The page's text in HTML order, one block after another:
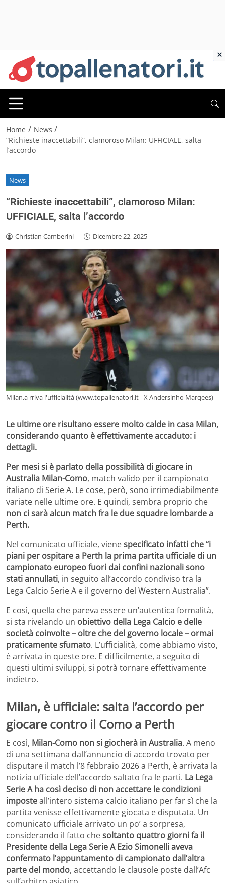
Home / News /
“Richieste inaccettabili”, clamoroso Milan: UFFICIALE, salta
l’accordo
News
“Richieste inaccettabili”, clamoroso Milan:
UFFICIALE, salta l’accordo
Christian Camberini - Dicembre 22, 2025
Milan,a rriva l'ufficialità (www.topallenatori.it - X Andersinho Marqees)
Le ultime ore risultano essere molto calde in casa Milan,
considerando quanto è effettivamente accaduto: i
dettagli.
Per mesi si è parlato della possibilità di giocare in
Australia Milan-Como, match valido per il campionato
italiano di Serie A. Le cose, però, sono irrimediabilmente
variate nelle ultime ore. E quindi, sembra proprio che
non ci sarà alcun match fra le due squadre lombarde a
Perth.
Nel comunicato ufficiale, vienespecificato infatti che “i
piani per ospitare a Perth la prima partita ufficiale di un
campionato europeo fuori dai confini nazionali sono
stati annullati, in seguito all’accordo condiviso tra la
Lega Calcio Serie A e il governo del Western Australia”.
E così, quella che pareva essere un’autentica formalità,
si sta rivelando un obiettivo della Lega Calcio e delle
società coinvolte – oltre che del governo locale – ormai
praticamente sfumato. L’ufficialità, come abbiamo visto,
è arrivata in queste ore. E difficilmente, a seguito di
questi ultimi sviluppi, si potrà tornare effettivamente
indietro.
Milan, è ufficiale: salta l’accordo per
giocare contro il Como a Perth
E così, Milan-Como non si giocherà in Australia. A meno
di una settimana dall’annuncio di accordo trovato per
disputare il match l’8 febbraio 2026 a Perth, è arrivata la
notizia ufficiale dell’accordo saltato fra le parti. La Lega
Serie A ha così deciso di non accettare le condizioni
imposteall’intero sistema calcio italiano per far sì che la
partita venisse effettivamente giocata e disputata. Un
comunicato ufficiale arrivato un po’ a sorpresa,
considerando il fatto chesoltanto quattro giorni fa il
Presidente della Lega Serie A Ezio Simonelli aveva
confermato l’appuntamento di campionato dall’altra
parte del mondo, accettando le clausole poste dall’Afc
×